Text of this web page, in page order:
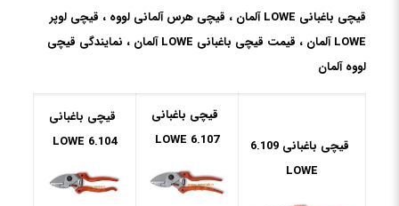
قیچی باغبانی LOWE آلمان ، قیچی هرس آلمانی لووه ، قیچی لوپر
LOWE آلمان ، قیمت قیچی باغبانی LOWE آلمان ، نمایندگی قیچی
لووه آلمان
قیچی باغبانی 6.109
LOWE
قیچی باغبانی
6.107 LOWE
قیچی باغبانی
6.104 LOWE